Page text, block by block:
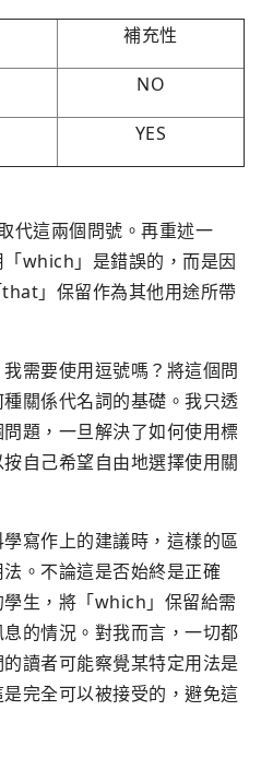
補充性
NO
YES
代這兩個問號。再重述一
which」是錯誤的，而是因
」保留作為其他用途所帶
需要使用逗號嗎？將這個問
關係代名詞的基礎。我只透
題，一旦解決了如何使用標
自己希望自由地選擇使用關
寫作上的建議時，這樣的區
。不論這是否始終是正確
生，將「which」保留給需
的情況。對我而言，一切都
讀者可能察覺某特定用法是
完全可以被接受的，避免這